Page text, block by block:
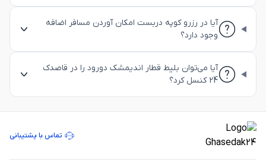
آیا در رزرو کوپه دربست امکان آوردن مسافر اضافه
وجود دارد؟
آیا می‌توان بلیط قطار اندیمشک دورود را در قاصدک
24 کنسل کرد؟
تماس با پشتیبانی